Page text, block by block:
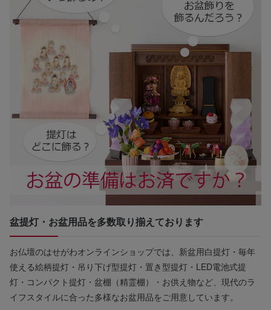
盆提灯・お盆用品を多数取り揃えております
お仏壇のはせがわオンラインショップでは、新盆用白提灯・毎年
使える絵柄提灯・吊り下げ型提灯・置き型提灯・LED電池式提
灯・コンパクト提灯・盆棚（精霊棚）・お供え物など、現代のラ
イフスタイルに合った多様なお盆用品をご用意しています。